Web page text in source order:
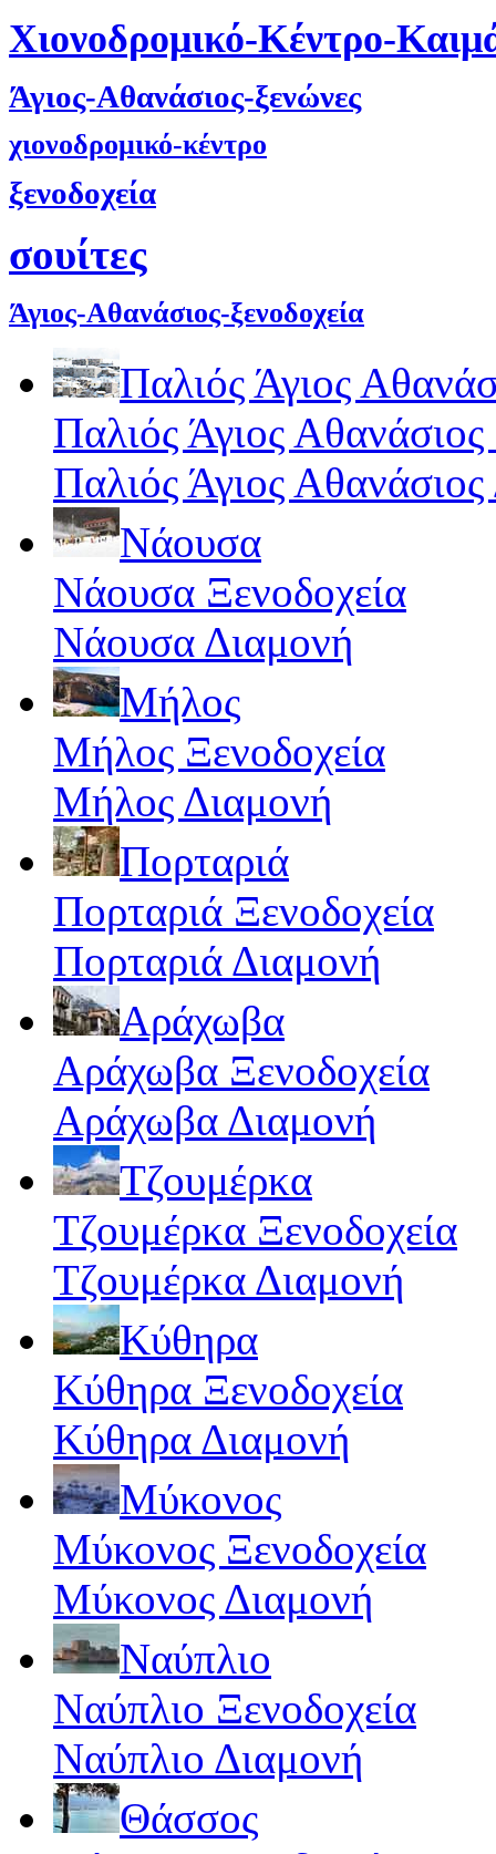
Χιονοδρομικό-Κέντρο-
Άγιος-Αθανάσιος-ξενώνες
χιονοδρομικό-κέντρο
ξενοδοχεία
σουίτες
Άγιος-Αθανάσιος-ξενοδοχεία
Παλιός Άγιος
Παλιός Άγιος Αθανάσιος
Παλιός Άγιος
Νάουσα
Νάουσα Ξενοδοχεία
Νάουσα Διαμονή
Μήλος
Μήλος Ξενοδοχεία
Μήλος Διαμονή
Πορταριά
Πορταριά Ξενοδοχεία
Πορταριά Διαμονή
Αράχωβα
Αράχωβα Ξενοδοχεία
Αράχωβα Διαμονή
Τζουμέρκα
Τζουμέρκα Ξενοδοχεία
Τζουμέρκα Διαμονή
Κύθηρα
Κύθηρα Ξενοδοχεία
Κύθηρα Διαμονή
Μύκονος
Μύκονος Ξενοδοχεία
Μύκονος Διαμονή
Ναύπλιο
Ναύπλιο Ξενοδοχεία
Ναύπλιο Διαμονή
Θάσσος